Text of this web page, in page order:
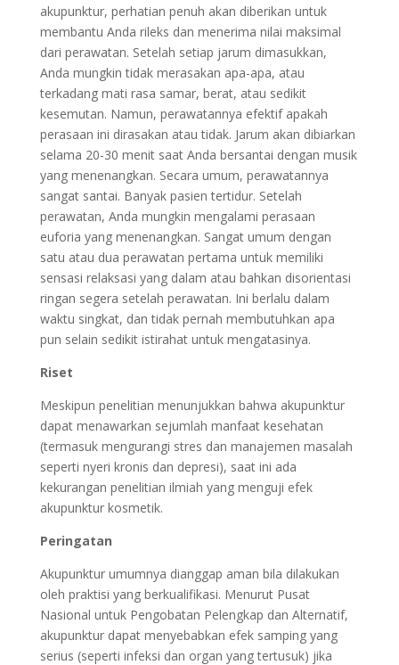
akupunktur, perhatian penuh akan diberikan untuk
membantu Anda rileks dan menerima nilai maksimal
dari perawatan. Setelah setiap jarum dimasukkan,
Anda mungkin tidak merasakan apa-apa, atau
terkadang mati rasa samar, berat, atau sedikit
kesemutan. Namun, perawatannya efektif apakah
perasaan ini dirasakan atau tidak. Jarum akan dibiarkan
selama 20-30 menit saat Anda bersantai dengan musik
yang menenangkan. Secara umum, perawatannya
sangat santai. Banyak pasien tertidur. Setelah
perawatan, Anda mungkin mengalami perasaan
euforia yang menenangkan. Sangat umum dengan
satu atau dua perawatan pertama untuk memiliki
sensasi relaksasi yang dalam atau bahkan disorientasi
ringan segera setelah perawatan. Ini berlalu dalam
waktu singkat, dan tidak pernah membutuhkan apa
pun selain sedikit istirahat untuk mengatasinya.
Riset
Meskipun penelitian menunjukkan bahwa akupunktur
dapat menawarkan sejumlah manfaat kesehatan
(termasuk mengurangi stres dan manajemen masalah
seperti nyeri kronis dan depresi), saat ini ada
kekurangan penelitian ilmiah yang menguji efek
akupunktur kosmetik.
Peringatan
Akupunktur umumnya dianggap aman bila dilakukan
oleh praktisi yang berkualifikasi. Menurut Pusat
Nasional untuk Pengobatan Pelengkap dan Alternatif,
akupunktur dapat menyebabkan efek samping yang
serius (seperti infeksi dan organ yang tertusuk) jika